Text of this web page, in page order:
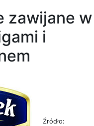
zawijane w
i
Źródło: